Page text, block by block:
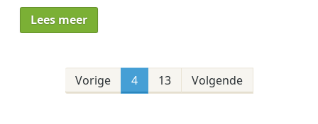
Lees meer
Berichten
paginering
Vorige 4 13 Volgende